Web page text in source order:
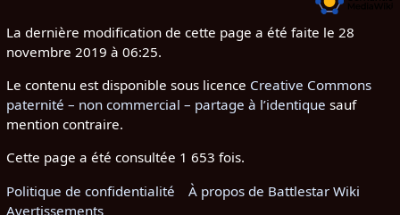
La dernière modification de cette page a été faite le 28
novembre 2019 à 06:25.
Le contenu est disponible sous licence Creative Commons
paternité – non commercial – partage à l’identique sauf
mention contraire.
Cette page a été consultée 1 653 fois.
Politique de confidentialité
À propos de Battlestar Wiki
Avertissements